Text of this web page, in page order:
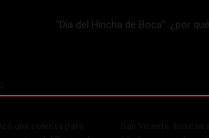
“Día del Hincha de Boca”: ¿por